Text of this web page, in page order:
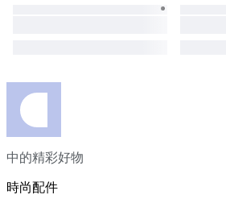
中的精彩好物
時尚配件